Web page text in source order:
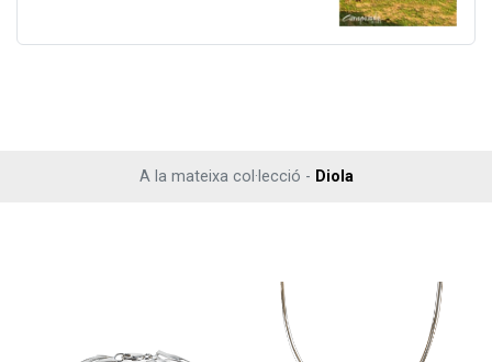
A la mateixa col·lecció - Diola